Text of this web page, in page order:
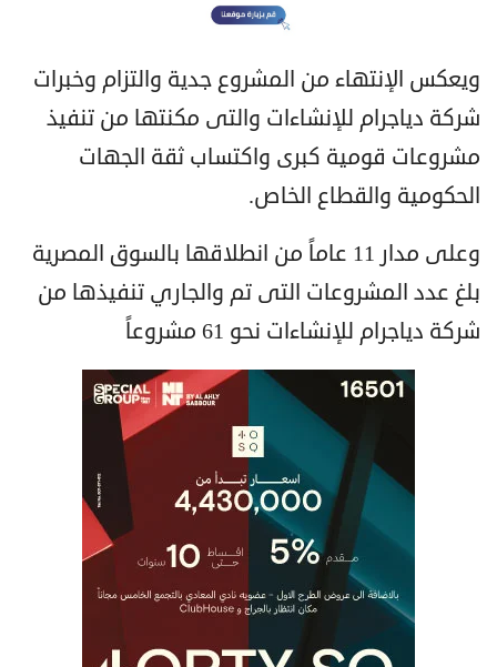
ويعكس الإنتهاء من المشروع جدية والتزام وخبرات
شركة دياجرام للإنشاءات والتى مكنتها من تنفيذ
مشروعات قومية كبرى واكتساب ثقة الجهات
الحكومية والقطاع الخاص.
وعلى مدار 11 عاماً من انطلاقها بالسوق المصرية
بلغ عدد المشروعات التى تم والجاري تنفيذها من
شركة دياجرام للإنشاءات نحو 61 مشروعاً